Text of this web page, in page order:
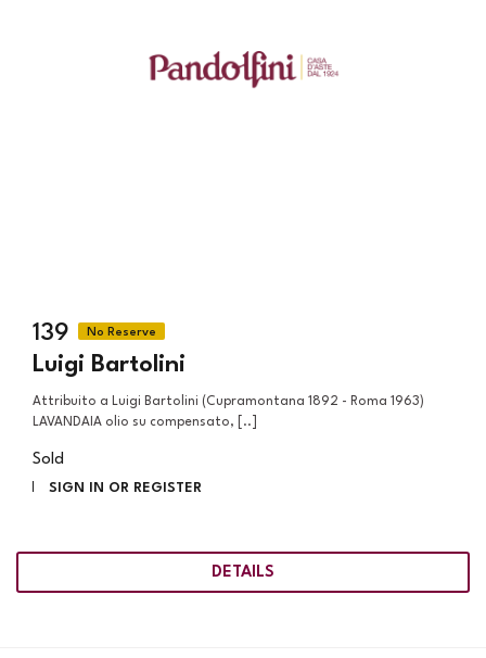
139
Luigi Bartolini
attribuito a Luigi Bartolini (Cupramontana 1892 - Roma 1963)
LAVANDAIA olio su compensato, [..]
Sold
SIGN IN OR REGISTER
DETAILS